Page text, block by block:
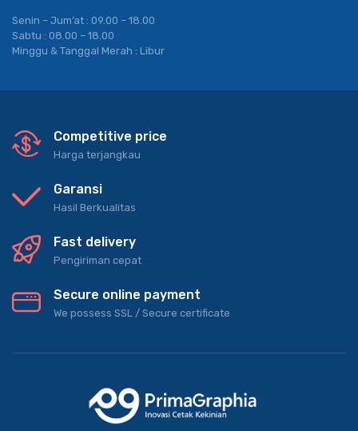
Senin – Jum’at : 09.00 – 18.00
Sabtu : 08.00 – 18.00
Minggu & Tanggal Merah : Libur
Competitive price
Harga terjangkau
Garansi
Hasil Berkualitas
Fast delivery
Pengiriman cepat
Secure online payment
We possess SSL / Secure сertificate